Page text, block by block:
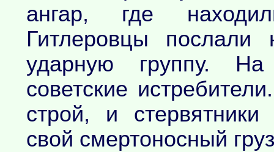
ангар, где
Гитлеровцы послали
ударную группу.
советские
строй, и
свой смертоносный